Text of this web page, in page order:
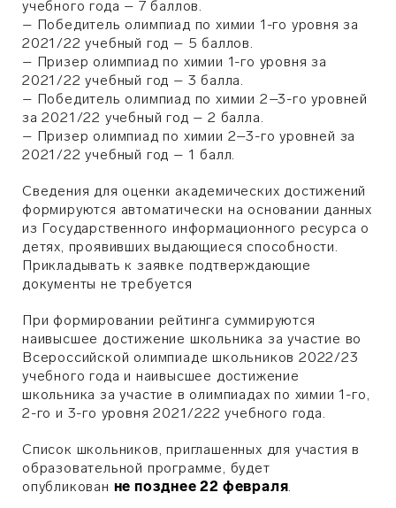
учебного года – 7 баллов.
– Победитель олимпиад по химии 1-го уровня за
2021/22 учебный год – 5 баллов.
– Призер олимпиад по химии 1-го уровня за
2021/22 учебный год – 3 балла.
– Победитель олимпиад по химии 2–3-го уровней
за 2021/22 учебный год – 2 балла.
– Призер олимпиад по химии 2–3-го уровней за
2021/22 учебный год – 1 балл.
Сведения для оценки академических достижений
формируются автоматически на основании данных
из Государственного информационного ресурса о
детях, проявивших выдающиеся способности.
Прикладывать к заявке подтверждающие
документы не требуется
При формировании рейтинга суммируются
наивысшее достижение школьника за участие во
Всероссийской олимпиаде школьников 2022/23
учебного года и наивысшее достижение
школьника за участие в олимпиадах по химии 1-го,
2-го и 3-го уровня 2021/222 учебного года.
Список школьников, приглашенных для участия в
образовательной программе, будет
опубликован не позднее 22 февраля.